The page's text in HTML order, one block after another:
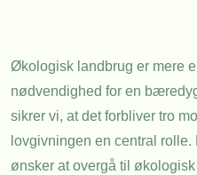
Økologisk landbrug er mere
nødvendighed for en
sikrer vi, at det forbliver tro
lovgivningen en central
ønsker at overgå til